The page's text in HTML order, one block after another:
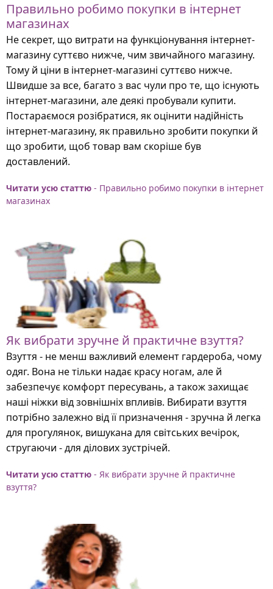
Правильно робимо покупки в інтернет
магазинах
Не секрет, що витрати на функціонування інтернет-
магазину суттєво нижче, чим звичайного магазину.
Тому й ціни в інтернет-магазині суттєво нижче.
Швидше за все, багато з вас чули про те, що існують
інтернет-магазини, але деякі пробували купити.
Постараємося розібратися, як оцінити надійність
інтернет-магазину, як правильно зробити покупки й
що зробити, щоб товар вам скоріше був
доставлений.
Читати усю статтю - Правильно робимо покупки в інтернет
магазинах
Як вибрати зручне й практичне взуття?
Взуття - не менш важливий елемент гардероба, чому
одяг. Вона не тільки надає красу ногам, але й
забезпечує комфорт пересувань, а також захищає
наші ніжки від зовнішніх впливів. Вибирати взуття
потрібно залежно від її призначення - зручна й легка
для прогулянок, вишукана для світських вечірок,
стругаючи - для ділових зустрічей.
Читати усю статтю - Як вибрати зручне й практичне
взуття?